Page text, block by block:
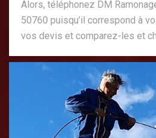
Alors, téléphonez DM
50760 puisqu’il correspond à
vos devis et comparez-les et